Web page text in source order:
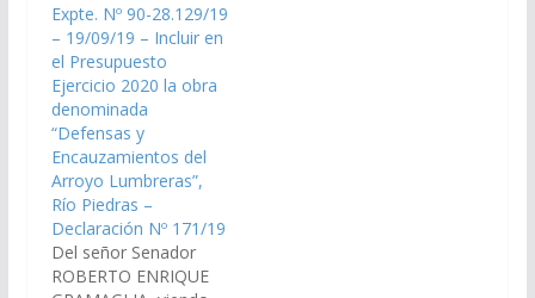
existentes para que
realice, a la mayor
brevedad, obra de
techado de patio
principal, construcción
de una biblioteca, sala
de informática y
demás que…
Expte. Nº 90-28.129/19
– 19/09/19 – Incluir en
el Presupuesto
Ejercicio 2020 la obra
denominada
“Defensas y
Encauzamientos del
Arroyo Lumbreras”,
Río Piedras –
Declaración Nº 171/19
Del señor Senador
ROBERTO ENRIQUE